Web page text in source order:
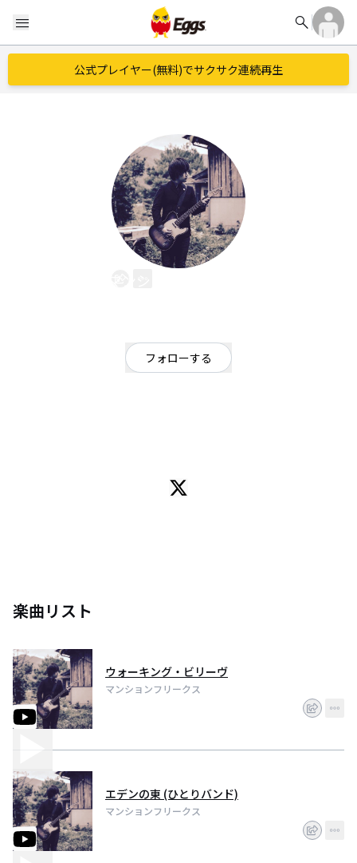
menu search
公式プレイヤー(無料)でサクサク連続再生
フォローする
楽曲リスト
ウォーキング・ビリーヴ
マンションフリークス
エデンの東 (ひとりバンド)
マンションフリークス